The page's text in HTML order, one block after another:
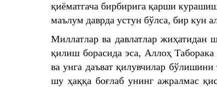
қиёматгача бир­бирига қарши
маълум даврда устун бўлса, бир кун
Миллатлар ва давлатлар жиҳатидан
қилиш борасида эса, Аллоҳ
ва унга даъват қилувчилар
шу ҳаққа боғлаб унинг ажралмас